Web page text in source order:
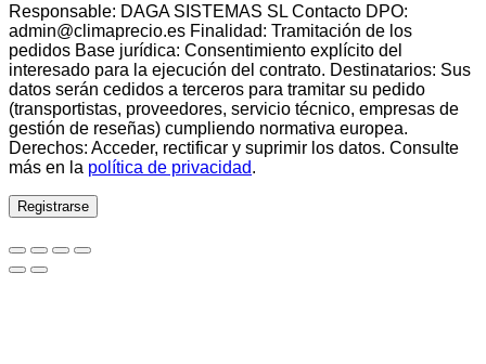
Responsable: DAGA SISTEMAS SL Contacto DPO:
admin@climaprecio.es Finalidad: Tramitación de los
pedidos Base jurídica: Consentimiento explícito del
interesado para la ejecución del contrato. Destinatarios: Sus
datos serán cedidos a terceros para tramitar su pedido
(transportistas, proveedores, servicio técnico, empresas de
gestión de reseñas) cumpliendo normativa europea.
Derechos: Acceder, rectificar y suprimir los datos. Consulte
más en la política de privacidad.
Registrarse